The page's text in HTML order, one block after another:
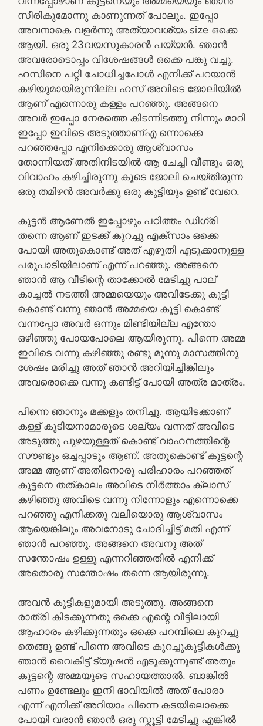
സീരികുമോന്നു കാണുന്നത് പോലും. ഇപ്പോ
അവനാകെ വളർന്നു അത്യാവശ്യം size ഒക്കെ
ആയി. ഒരു 23വയസുകാരൻ പയ്യൻ. ഞാൻ
അവരോടൊപ്പം വിശേഷങ്ങൾ ഒക്കെ പങ്കു വച്ചു.
ഹസിനെ പറ്റി ചോധിച്ചപോൾ എനിക്ക് പറയാൻ
കഴിയുമായിരുന്നില്ല ഹസ് അവിടെ ജോലിയിൽ
ആണ് എന്നൊരു കള്ളം പറഞ്ഞു. അങ്ങനെ
അവർ ഇപ്പോ നേരത്തെ കിടന്നിടത്തു നിന്നും മാറി
ഇപ്പോ ഇവിടെ അടുത്താണ്എ ന്നൊക്കെ
പറഞ്ഞപ്പോ എനിക്കൊരു ആശ്വാസം
തോന്നിയത് അതിനിടയിൽ ആ ചേച്ചി വീണ്ടും ഒരു
വിവാഹം കഴിച്ചിരുന്നു കൂടെ ജോലി ചെയ്തിരുന്ന
ഒരു തമിഴൻ അവർക്കു ഒരു കുട്ടിയും ഉണ്ട് വേറെ.
കുട്ടൻ ആണേൽ ഇപ്പോഴും പഠിത്തം ഡിഗ്രി
തന്നെ ആണ് ഇടക്ക് കുറച്ചു എക്സാം ഒക്കെ
പോയി അതുകൊണ്ട് അത് എഴുതി എടുക്കാനുള്ള
പരുപാടിയിലാണ് എന്ന് പറഞ്ഞു. അങ്ങനെ
ഞാൻ ആ വീടിന്റെ താക്കോൽ മേടിച്ചു പാല്
കാച്ചൽ നടത്തി അമ്മയെയും അവിടേക്കു കൂട്ടി
കൊണ്ട് വന്നു ഞാൻ അമ്മയെ കൂട്ടി കൊണ്ട്
വന്നപ്പോ അവർ ഒന്നും മിണ്ടിയില്ല എന്തോ
ഒഴിഞ്ഞു പോയപോലെ ആയിരുന്നു. പിന്നെ അമ്മ
ഇവിടെ വന്നു കഴിഞ്ഞു രണ്ടു മൂന്നു മാസത്തിനു
ശേഷം മരിച്ചു അത് ഞാൻ അറിയിച്ചിങ്കിലും
അവരൊക്കെ വന്നു കണ്ടിട്ട് പോയി അത്ര മാത്രം.
പിന്നെ ഞാനും മക്കളും തനിച്ചു. ആയിടക്കാണ്
കള്ള് കുടിയനാമാരുടെ ശല്യം വന്നത് അവിടെ
അടുത്തു പുഴയുള്ളത് കൊണ്ട് വാഹനത്തിന്റെ
സൗണ്ടും ഒച്ചപ്പാടും ആണ്. അതുകൊണ്ട് കുട്ടന്റെ
അമ്മ ആണ് അതിനൊരു പരിഹാരം പറഞ്ഞത്
കുട്ടനെ തത്കാലം അവിടെ നിർത്താം ക്ലാസ്
കഴിഞ്ഞു അവിടെ വന്നു നിന്നോളും എന്നൊക്കെ
പറഞ്ഞു എനിക്കതു വലിയൊരു ആശ്വാസം
ആയെങ്കിലും അവനോടു ചോദിച്ചിട്ട് മതി എന്ന്
ഞാൻ പറഞ്ഞു. അങ്ങനെ അവനു അത്
സന്തോഷം ഉള്ളൂ എന്നറിഞ്ഞതിൽ എനിക്ക്
അതൊരു സന്തോഷം തന്നെ ആയിരുന്നു.
അവൻ കുട്ടികളുമായി അടുത്തു. അങ്ങനെ
രാത്രി കിടക്കുന്നതു ഒക്കെ എന്റെ വീട്ടിലായി
ആഹാരം കഴിക്കുന്നതും ഒക്കെ പറമ്പിലെ കുറച്ചു
തെങ്ങു ഉണ്ട് പിന്നെ അവിടെ കുറച്ചുകുട്ടികൾക്കു
ഞാൻ വൈകിട്ട് ട്യൂഷൻ എടുക്കുന്നുണ്ട് അതും
കുട്ടന്റെ അമ്മയുടെ സഹായത്താൽ. ബാങ്കിൽ
പണം ഉണ്ടേലും ഇനി ഭാവിയിൽ അത് പോരാ
എന്ന് എനിക്ക് അറിയാം പിന്നെ കടയിലൊക്കെ
പോയി വരാൻ ഞാൻ ഒരു സ്കൂട്ടി മേടിച്ചു എങ്കിൽ